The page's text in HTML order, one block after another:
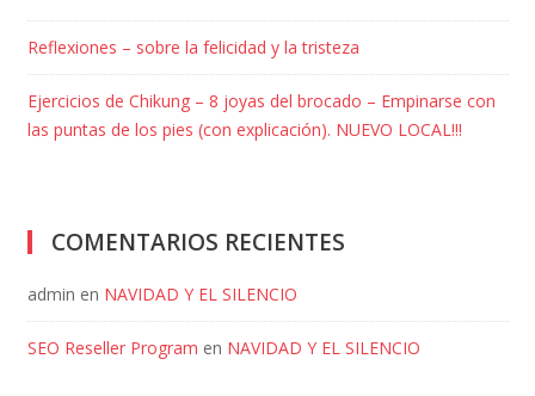
Reflexiones – sobre la felicidad y la tristeza
Ejercicios de Chikung – 8 joyas del brocado – Empinarse con
las puntas de los pies (con explicación). NUEVO LOCAL!!!
COMENTARIOS RECIENTES
admin en NAVIDAD Y EL SILENCIO
SEO Reseller Program en NAVIDAD Y EL SILENCIO